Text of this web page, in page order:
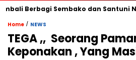
Berbagi Sembako dan Santuni
Home / NEWS
TEGA ,, Seorang
Keponakan , Yang